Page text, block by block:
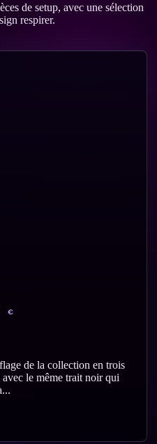
de setup, avec une sélection
respirer.
€
de la collection en trois
le même trait noir qui